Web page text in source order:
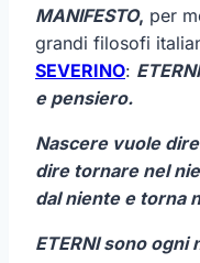
MANIFESTO, per
grandi filosofi
SEVERINO: ETERNI
e pensiero.
Nascere vuole
dire tornare nel
dal niente e torna
ETERNI sono